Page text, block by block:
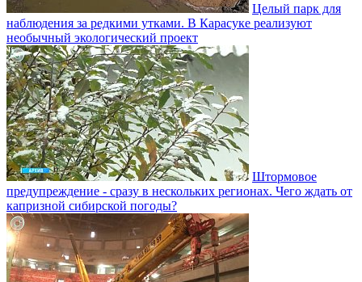
Целый парк для
наблюдения за редкими утками. В Карасуке реализуют
необычный экологический проект
Штормовое
предупреждение - сразу в нескольких регионах. Чего ждать от
капризной сибирской погоды?